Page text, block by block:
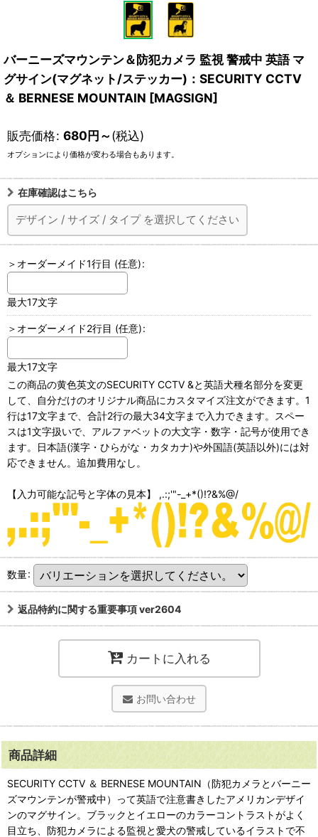
バーニーズマウンテン＆防犯カメラ 監視 警戒中 英語 マ
グサイン(マグネット/ステッカー)：SECURITY CCTV
＆ BERNESE MOUNTAIN [MAGSIGN]
販売価格: 680円～(税込)
オプションにより価格が変わる場合もあります。
在庫確認はこちら
デザイン / サイズ / タイプ を選択してください
＞オーダーメイド1行目 (任意):
最大17文字
＞オーダーメイド2行目 (任意):
最大17文字
この商品の黄色英文のSECURITY CCTV &と英語犬種名部分を変更
して、自分だけのオリジナル商品にカスタマイズ注文ができます。1
行は17文字まで、合計2行の最大34文字まで入力できます。スペー
スは1文字扱いで、アルファベットの大文字・数字・記号が使用でき
ます。日本語(漢字・ひらがな・カタカナ)や外国語(英語以外)には対
応できません。追加費用なし。
【入力可能な記号と字体の見本】 ,.:;'"-_+*()!?&%@/
数量:
返品特約に関する重要事項 ver2604
カートに入れる
お問い合わせ
商品詳細
SECURITY CCTV ＆ BERNESE MOUNTAIN（防犯カメラとバーニー
ズマウンテンが警戒中）って英語で注意書きしたアメリカンデザイ
ンのマグサイン。ブラックとイエローのカラーコントラストがよく
目立ち、防犯カメラによる監視と愛犬の警戒しているイラストで不